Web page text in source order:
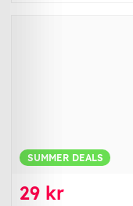
SUMMER DEALS
29 kr